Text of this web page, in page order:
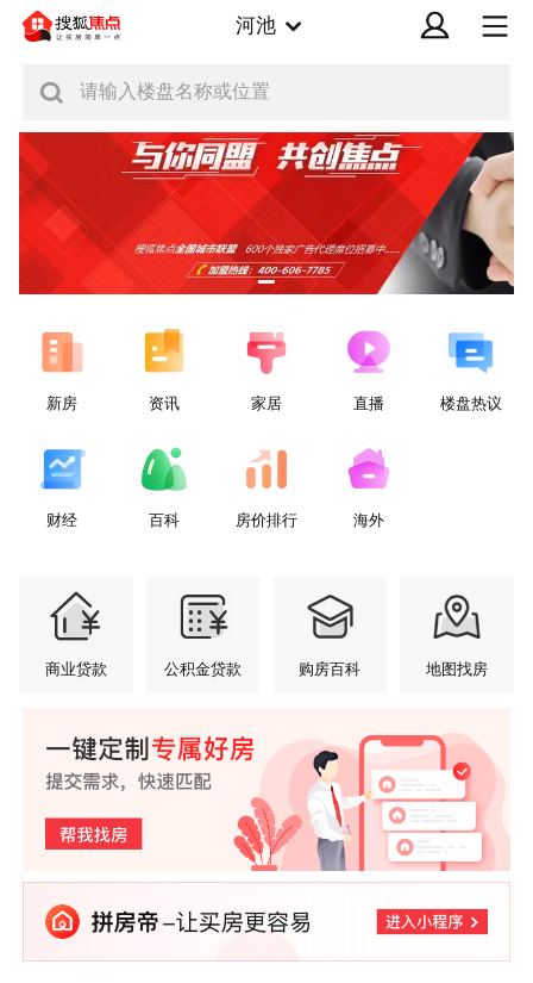
河池
请输入楼盘名称或位置
新房 资讯 家居 直播 楼盘热议
财经 百科 房价排行 海外
商业贷款 公积金贷款 购房百科 地图找房